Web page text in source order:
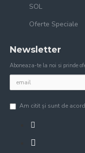
SOL
Oferte Speciale
Newsletter
Aboneaza-te la noi si prinde
Am citit şi sunt de